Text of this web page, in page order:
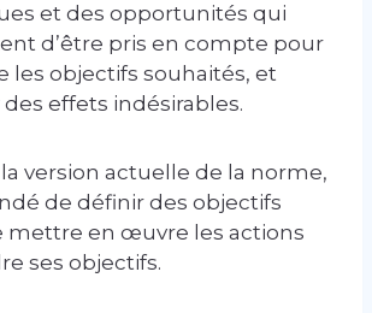
et des opportunités qui
d’être pris en compte pour
les objectifs souhaités, et
effets indésirables.
version actuelle de la norme,
de définir des objectifs
mettre en œuvre les actions
ses objectifs.